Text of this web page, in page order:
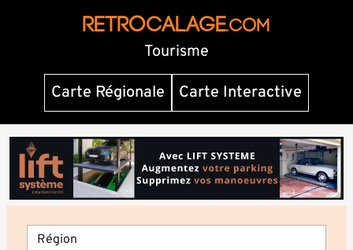
RETROCALAGE.com
Tourisme
Carte Régionale
Carte Interactive